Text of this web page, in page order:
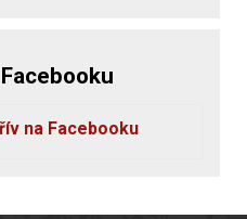
na Facebooku